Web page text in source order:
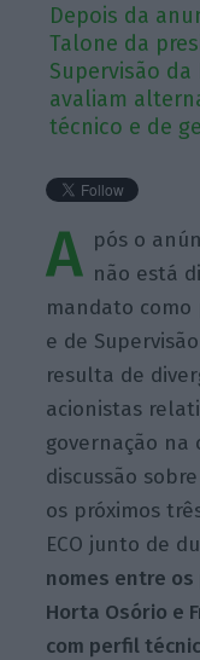
Depois da
Talone da
Supervisão da
avaliam
técnico e de
A pós o
não está
mandato como
e de
resulta de
acionistas
governação na
discussão
os próximos
ECO junto de
nomes entre
Horta Osório e
com perfil